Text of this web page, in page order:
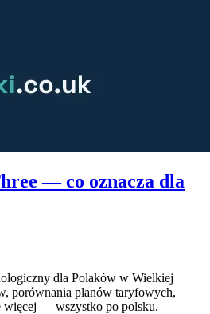
— co oznacza dla
dla Polaków w Wielkiej
porównania planów taryfowych,
— wszystko po polsku.